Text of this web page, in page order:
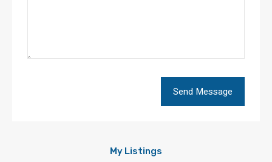
My Listings